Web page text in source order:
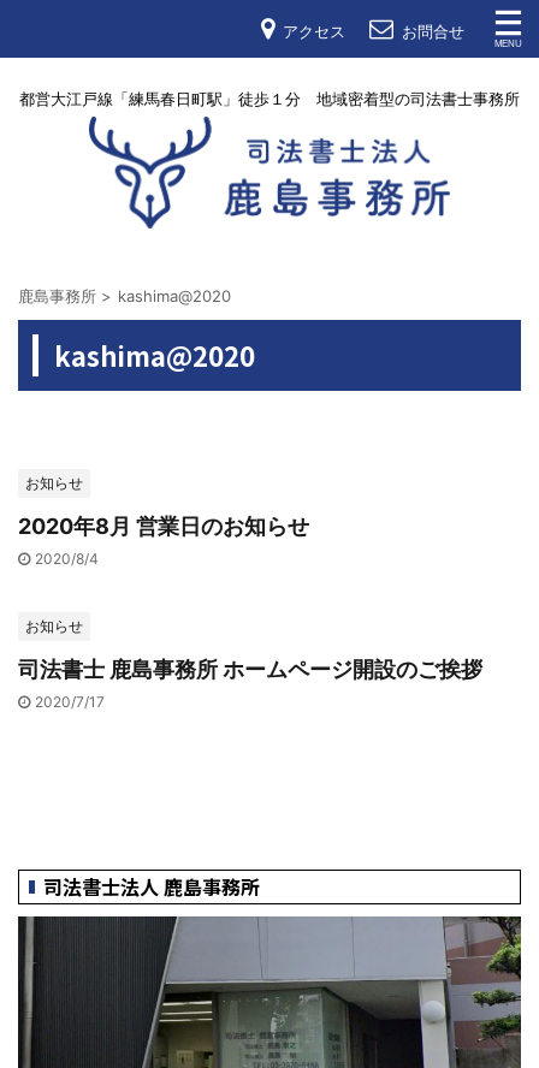
アクセス お問合せ
都営大江戸線「練馬春日町駅」徒歩１分 地域密着型の司法書士事務所
鹿島事務所 > kashima@2020
kashima@2020
お知らせ
2020年8月 営業日のお知らせ
2020/8/4
お知らせ
司法書士 鹿島事務所 ホームページ開設のご挨拶
2020/7/17
司法書士法人 鹿島事務所